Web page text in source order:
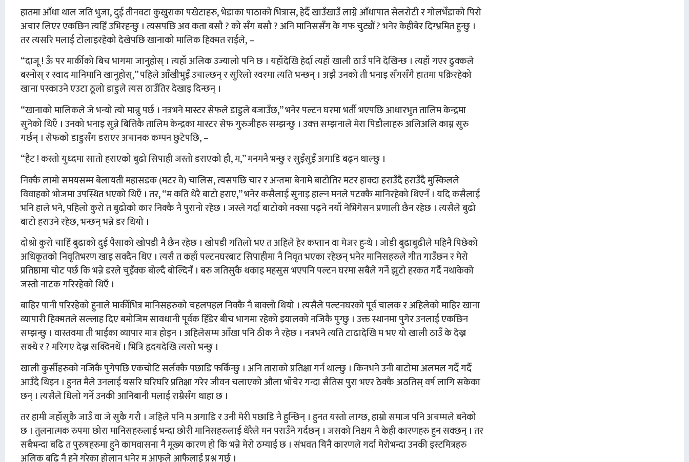
हातमा आँधा थाल जति भुजा, दुई तीनवटा कुखुराका पखेटाहरु, भेडाका पाठाको भित्रास, हेर्दै खाउँखाउँ लाग्ने आँधापात सेलरोटी र गोलभेँडाको पिरो
अचार लिएर एकछिन त्यहिँ उभिरहन्छु । त्यसपछि अव कता बसौ ? को सँग बसौ ? अनि मानिससँग के गफ चुट्यौं ? भनेर केहीबेर दिग्भ्रमित हुन्छु ।
तर त्यसरि मलाई टोलाइरहेको देखेपछि खानाको मालिक हिक्मत राईले, –
“दाजू ! ऊँ पर मार्कीको बिच भागमा जानुहोस् । त्यहाँ अलिक उज्यालो पनि छ । यहाँदेखि हेर्दा त्यहाँ खाली ठाउँ पनि देखिन्छ । त्यहाँ गएर ढुक्कले
बस्नोस् र स्वाद मानिमानि खानुहोस्,” पहिले आँखीभुइँ उचाल्छन् र सुरिलो स्वरमा त्यति भन्छन् । अझै उनको ती भनाइ सँगसँगै हातमा पक्रिरहेको
खाना पस्काउने एउटा ठूलो डाडुले त्यस ठाउँतिर देखाइ दिन्छन् ।
“खानाको मालिकले जे भन्यो त्यो मान्नु पर्छ । नत्रभने मास्टर सेफले डाडुले बजाउँछ,” भनेर पल्टन घरमा भर्ती भएपछि आधारभुत तालिम केन्द्रमा
सुनेको थिएँ । उनको भनाइ सुन्ने बित्तिकै तालिम केन्द्रका मास्टर सेफ गुरुजीहरु सम्झन्छु । उक्त्त सम्झनाले मेरा पिडौलाहरु अलिअलि काम्न सुरु
गर्छन् । सेफको डाडुसँग डराएर अचानक कम्पन छुटेपछि, –
“हैट ! कस्तो युध्दमा सातो हराएको बुढो सिपाही जस्तो डराएको हौ, म,” मनमनै भन्छु र सुइँसुइँ अगाडि बढ्न थाल्छु ।
निक्कै लामो समयसम्म बेलायती महासडक (मटर वे) चालिस, त्यसपछि चार र अन्तमा बेनामे बाटोतिर मटर हाक्दा हराउँदै हराउँदै मुस्किलले
विवाहको भोजमा उपस्थित भएको थिएँ । तर, “म कति धेरै बाटो हराए,” भनेर कसैलाई सुनाइ हाल्न मनले पटक्कै मानिरहेको थिएनँ । यदि कसैलाई
भनि हाले भने, पहिलो कुरो त बुढोको कार निक्कै नै पुरानो रहेछ । जस्ले गर्दा बाटोको नक्सा पढ्ने नयाँ नेभिगेसन प्रणाली छैन रहेछ । त्यसैले बुढो
बाटो हराउने रहेछ, भन्छन् भन्ने डर थियो ।
दोश्रो कुरो चाहिँ बुढाको दुई पैसाको खोपडी नै छैन रहेछ । खोपडी गतिलो भए त अहिले हेर कप्तान वा मेजर हुन्थे । जोडी बुढाबुढीले महिनै पिछेको
अधिकृतको निवृतिभरण खाइ सक्दैन थिए । त्यसै त कहाँ पल्टनघरबाट सिपाहीमा नै निवृत भएका रहेछन् भनेर मानिसहरुले गीत गाउँछन र मेरो
प्रतिष्ठामा चोट पर्छ कि भन्ने डरले चुइँक्क बोल्दै बोल्दिनँ । बरु जतिसुकै थकाइ महसुस भएपनि पल्टन घरमा सबैले गर्ने झुटो हरकत गर्दै नथाकेको
जस्तो नाटक गरिरहेको थिएँ ।
बाहिर पानी परिरहेको हुनाले मार्कीभित्र मानिसहरुको चहलपहल निक्कै नै बाक्लो थियो । त्यसैले पल्टनघरको पूर्व चालक र अहिलेको माहिर खाना
व्यापारी हिक्मतले सल्लाह दिए बमोजिम सावधानी पूर्वक हिँडेर बीच भागमा रहेको झ्यालको नजिकै पुग्छु । उक्त स्थानमा पुगेर उनलाई एकछिन
सम्झन्छु । वास्तवमा ती भाईका व्यापार मात्र होइन । अहिलेसम्म आँखा पनि ठीक नै रहेछ । नत्रभने त्यति टाढादेखि म भए यो खाली ठाउँ के देख्न
सक्थे र ? मरिगए देख्न सक्दिनथें । भित्रि हृदयदेखि त्यसो भन्छु ।
खाली कुर्सीहरुको नजिकै पुगेपछि एकचोटि सर्लक्कै पछाडि फर्किन्छु । अनि ताराको प्रतिक्षा गर्न थाल्छु । किनभने उनी बाटोमा अलमल गर्दै गर्दै
आउँदै थिइन । हुनत मैले उनलाई यसरि घरिघरि प्रतिक्षा गरेर जीवन चलाएको औला भाँचेर गन्दा सैतिस पुरा भएर ठेक्कै अठतिस् वर्ष लागि सकेका
छन् । त्यसैले धिलो गर्ने उनकी आनिबानी मलाई राम्रैसँग थाहा छ ।
तर हामी जहाँसुकै जाउँ वा जे सुकै गरौ । जहिले पनि म अगाडि र उनी मेरी पछाडि नै हुन्छिन् । हुनत यस्तो लाग्छ, हाम्रो समाज पनि अचम्मले बनेको
छ । तुलनात्मक रुपमा छोरा मानिसहरुलाई भन्दा छोरी मानिसहरुलाई धेरैले मन पराउँने गर्दछन् । जसको निश्चय नै केही कारणहरु हुन सक्छन् । तर
सबैभन्दा बढि त पुरुषहरुमा हुने कामवासना नै मूख्य कारण हो कि भन्ने मेरो ठम्याई छ । संभवत यिनै कारणले गर्दा मेरोभन्दा उनकी इस्टमित्रहरु